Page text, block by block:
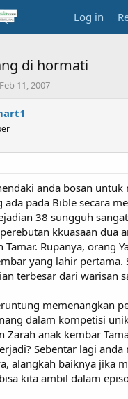
Log in
di hormati
S
Feb 11, 2007
anda bosan untuk
ada pada Bible secara
38 sungguh
kkuasaan dua
Rupanya, orang
yang lahir pertama.
terbesar dari warisan
memenangkan
dalam kompetisi
Zarah anak kembar
Sebentar lagi
alangkah baiknya jika
kita ambil dalam